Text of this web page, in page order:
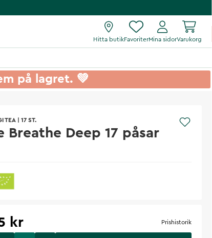
Hitta butikFavoriterMina sidorVarukorg
på lagret. 💚
TEA 17 ST.
Breathe Deep 17 påsar
kr Prishistorik